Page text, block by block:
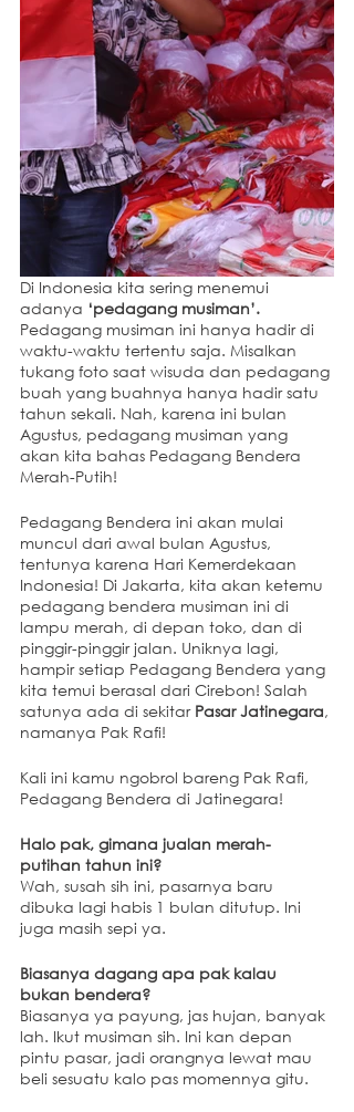
Di Indonesia kita sering menemui
adanya ‘pedagang musiman’.
Pedagang musiman ini hanya hadir di
waktu-waktu tertentu saja. Misalkan
tukang foto saat wisuda dan pedagang
buah yang buahnya hanya hadir satu
tahun sekali. Nah, karena ini bulan
Agustus, pedagang musiman yang
akan kita bahas Pedagang Bendera
Merah-Putih!
Pedagang Bendera ini akan mulai
muncul dari awal bulan Agustus,
tentunya karena Hari Kemerdekaan
Indonesia! Di Jakarta, kita akan ketemu
pedagang bendera musiman ini di
lampu merah, di depan toko, dan di
pinggir-pinggir jalan. Uniknya lagi,
hampir setiap Pedagang Bendera yang
kita temui berasal dari Cirebon! Salah
satunya ada di sekitar Pasar Jatinegara,
namanya Pak Rafi!
Kali ini kamu ngobrol bareng Pak Rafi,
Pedagang Bendera di Jatinegara!
Halo pak, gimana jualan merah-
putihan tahun ini?
Wah, susah sih ini, pasarnya baru
dibuka lagi habis 1 bulan ditutup. Ini
juga masih sepi ya.
Biasanya dagang apa pak kalau
bukan bendera?
Biasanya ya payung, jas hujan, banyak
lah. Ikut musiman sih. Ini kan depan
pintu pasar, jadi orangnya lewat mau
beli sesuatu kalo pas momennya gitu.